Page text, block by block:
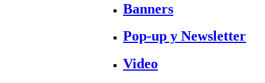
Banners
Pop-up y Newsletter
Video